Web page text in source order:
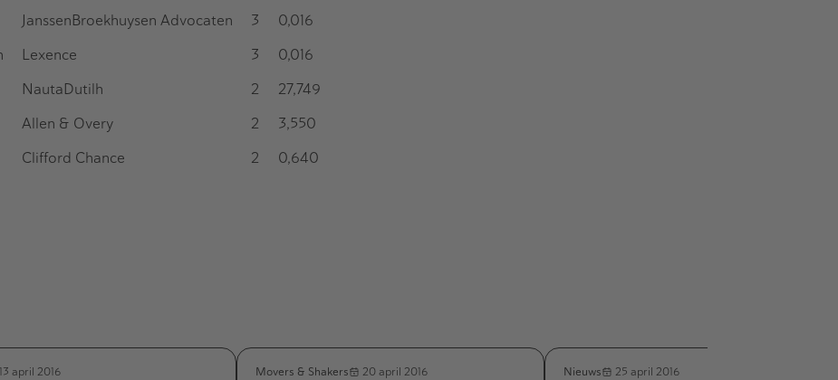
JanssenBroekhuysen Advocaten 3 0,016
Lexence 3 0,016
NautaDutilh 2 27,749
Allen & Overy 2 3,550
Clifford Chance 2 0,640
13 april 2016 Movers & Shakers 20 april 2016 Nieuws 25 april 2016